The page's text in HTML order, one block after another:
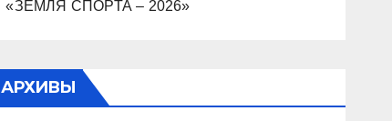
«ЗЕМЛЯ СПОРТА – 2026»
АРХИВЫ